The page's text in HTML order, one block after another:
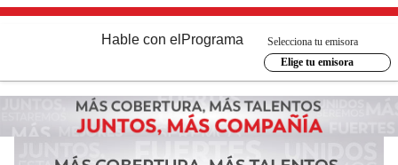
Hable con el Programa
Selecciona tu emisora
Elige tu emisora